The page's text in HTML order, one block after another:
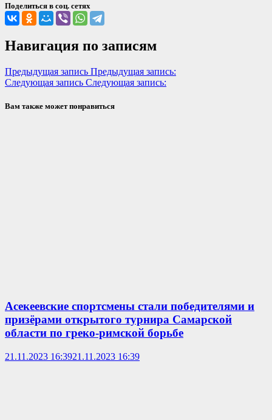
Поделиться в соц. сетях
Навигация по записям
Предыдущая запись Предыдущая запись:
Следующая запись Следующая запись:
Вам также может понравиться
Асекеевские спортсмены стали победителями и
призёрами открытого турнира Самарской
области по греко-римской борьбе
21.11.2023 16:3921.11.2023 16:39